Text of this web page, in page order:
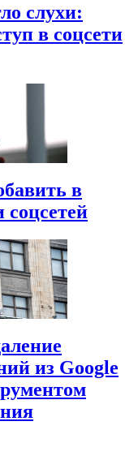
слухи:
в соцсети
в
соцсетей
из Google